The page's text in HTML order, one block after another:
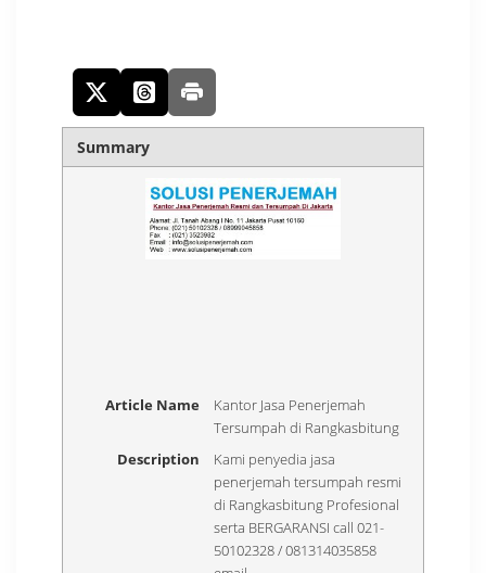
Summary
Article Name
Kantor Jasa Penerjemah
Tersumpah di Rangkasbitung
Description
Kami penyedia jasa
penerjemah tersumpah resmi
di Rangkasbitung Profesional
serta BERGARANSI call 021-
50102328 / 081314035858